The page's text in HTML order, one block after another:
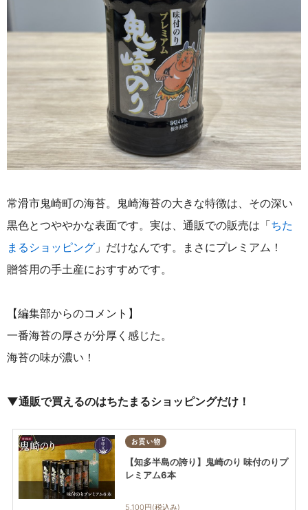
常滑市鬼崎町の海苔。 鬼崎海苔の大きな特徴は、その深い
黒色とつややかな表面です。実は、通販での販売は「ちた
まるショッピング 」だけなんです。
まさにプレミアム！
贈答用の手土産におすすめです。
【編集部からのコメント】
一番海苔の厚さが分厚く感じた。
海苔の味が濃い！
▼通販で買えるのはちたまるショッピングだけ！
お買い物
【知多半島の誇り】鬼崎のり 味付のりプ
レミアム6本
5,100円(税込み)